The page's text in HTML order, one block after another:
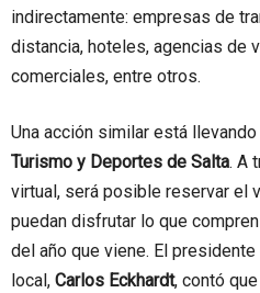
indirectamente: empresas de
distancia, hoteles, agencias de
comerciales, entre otros.
Una acción similar está llevando
Turismo y Deportes de Salta. A
virtual, será posible reservar el
puedan disfrutar lo que
del año que viene. El
local, Carlos Eckhardt, contó